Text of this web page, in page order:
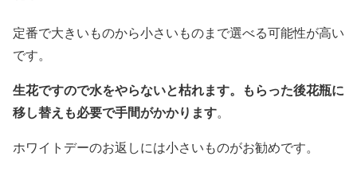
定番で大きいものから小さいものまで選べる可能性が高い
です。
生花ですので水をやらないと枯れます。もらった後花瓶に
移し替えも必要で手間がかかります。
ホワイトデーのお返しには小さいものがお勧めです。